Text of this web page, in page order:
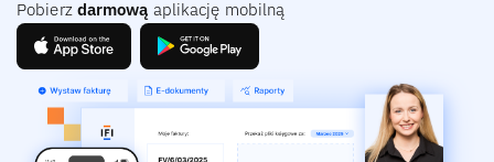
Pobierz darmową aplikację mobilną